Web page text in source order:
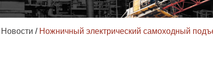
Новости / Ножничный электрический самоходный